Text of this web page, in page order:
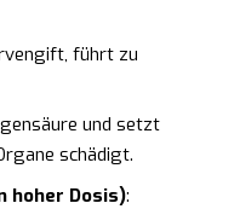
führt zu
und setzt
schädigt.
hoher Dosis):